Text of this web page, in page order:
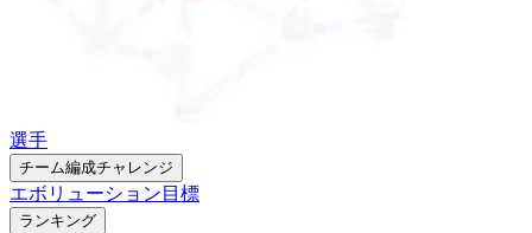
選手
チーム編成チャレンジ
エボリューション 目標
ランキング